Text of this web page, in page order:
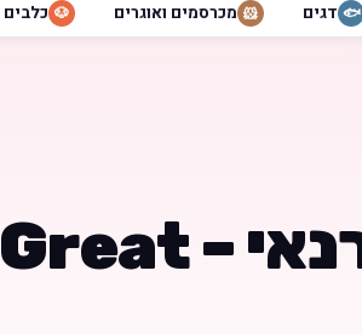
🐟 דגים 🐹 מכרסמים ואוגרים 🐶 כלבים
כלב הרים פירנאי – Great